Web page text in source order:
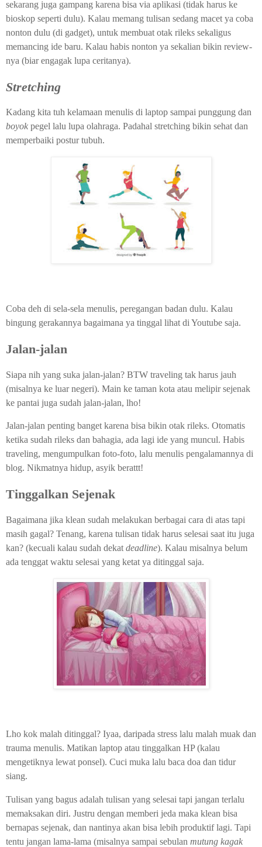
sekarang juga gampang karena bisa via aplikasi (tidak harus ke
bioskop seperti dulu). Kalau memang tulisan sedang macet ya coba
nonton dulu (di gadget), untuk membuat otak rileks sekaligus
memancing ide baru. Kalau habis nonton ya sekalian bikin review-
nya (biar engagak lupa ceritanya).
Stretching
Kadang kita tuh kelamaan menulis di laptop sampai punggung dan
boyok pegel lalu lupa olahraga. Padahal stretching bikin sehat dan
memperbaiki postur tubuh.
Coba deh di sela-sela menulis, peregangan badan dulu. Kalau
bingung gerakannya bagaimana ya tinggal lihat di Youtube saja.
Jalan-jalan
Siapa nih yang suka jalan-jalan? BTW traveling tak harus jauh
(misalnya ke luar negeri). Main ke taman kota atau melipir sejenak
ke pantai juga sudah jalan-jalan, lho!
Jalan-jalan penting banget karena bisa bikin otak rileks. Otomatis
ketika sudah rileks dan bahagia, ada lagi ide yang muncul. Habis
traveling, mengumpulkan foto-foto, lalu menulis pengalamannya di
blog. Nikmatnya hidup, asyik berattt!
Tinggalkan Sejenak
Bagaimana jika klean sudah melakukan berbagai cara di atas tapi
masih gagal? Tenang, karena tulisan tidak harus selesai saat itu juga
kan? (kecuali kalau sudah dekat deadline). Kalau misalnya belum
ada tenggat waktu selesai yang ketat ya ditinggal saja.
Lho kok malah ditinggal? Iyaa, daripada stress lalu malah muak dan
trauma menulis. Matikan laptop atau tinggalkan HP (kalau
mengetiknya lewat ponsel). Cuci muka lalu baca doa dan tidur
siang.
Tulisan yang bagus adalah tulisan yang selesai tapi jangan terlalu
memaksakan diri. Justru dengan memberi jeda maka klean bisa
bernapas sejenak, dan nantinya akan bisa lebih produktif lagi. Tapi
tentu jangan lama-lama (misalnya sampai sebulan mutung kagak